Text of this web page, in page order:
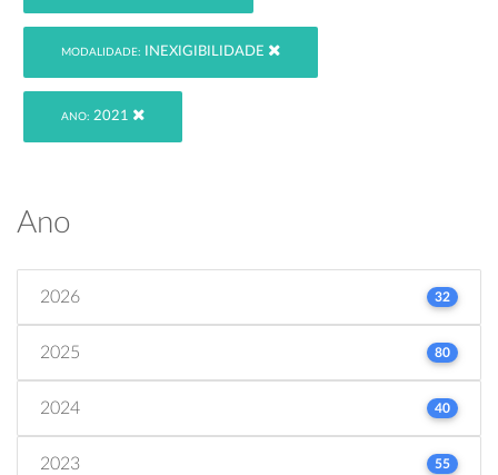
MODALIDADE: INEXIGIBILIDADE
ANO: 2021
Ano
2026 32
2025 80
2024 40
2023 55